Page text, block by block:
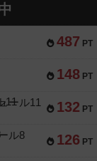
487 PT
148 PT
132 PT
ール11
126 PT
ル8